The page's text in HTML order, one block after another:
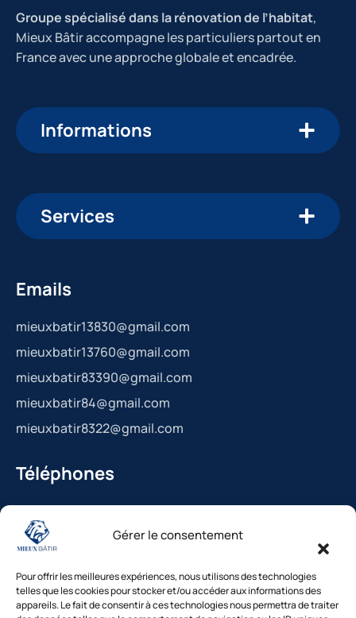
Gérer le consentement
Pour offrir les meilleures expériences, nous utilisons des technologies
telles que les cookies pour stocker et/ou accéder aux informations des
appareils. Le fait de consentir à ces technologies nous permettra de traiter
Groupe spécialisé dans la rénovation de l’habitat,
Mieux Bâtir accompagne les particuliers partout en
France avec une approche globale et encadrée.
Informations
Services
Emails
mieuxbatir13830@gmail.com
mieuxbatir13760@gmail.com
mieuxbatir83390@gmail.com
mieuxbatir84@gmail.com
mieuxbatir8322@gmail.com
Téléphones
La Bédoule : 04.42.36.29.99
St-Cannat : 04.42.36.29.99
Cavaillon : 04.84.85.88.94
Le Beausset : 04.94.38.22.19